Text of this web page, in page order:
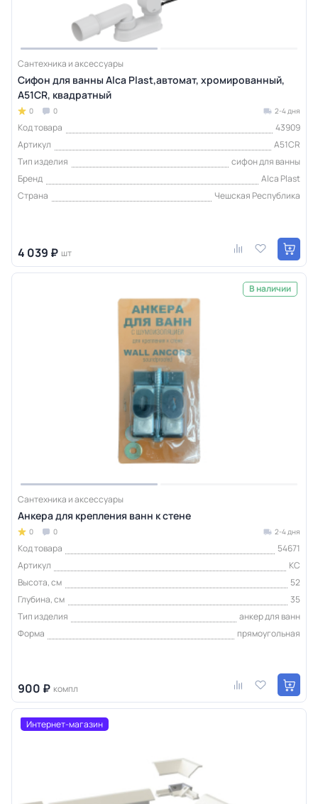
Сантехника и аксессуары
Сифон для ванны Alca Plast,автомат, хромированный,
A51CR, квадратный
0 0 2-4 дня
Код товара
43909
Артикул
A51CR
Тип изделия
сифон для ванны
Бренд
Alca Plast
Страна
Чешская Республика
4 039 ₽ шт
В наличии
Сантехника и аксессуары
Анкера для крепления ванн к стене
0 0 2-4 дня
Код товара
54671
Артикул
КС
Высота, см
52
Глубина, см
35
Тип изделия
анкер для ванн
Форма
прямоугольная
900 ₽ компл
Интернет-магазин